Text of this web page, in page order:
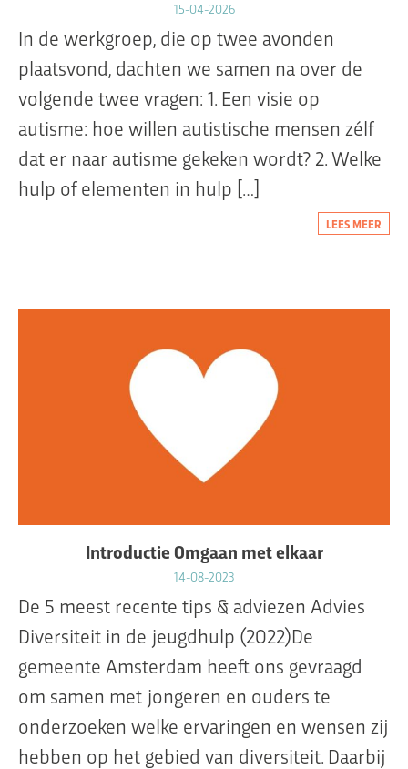
Organisatie
Dit is Jeugdplatform Amsterdam
Teamleden
Contact
15-04-2026
In de werkgroep, die op twee avonden
plaatsvond, dachten we samen na over de
volgende twee vragen: 1. Een visie op
autisme: hoe willen autistische mensen zélf
dat er naar autisme gekeken wordt? 2. Welke
hulp of elementen in hulp […]
LEES MEER
Introductie Omgaan met elkaar
14-08-2023
De 5 meest recente tips & adviezen Advies
Diversiteit in de jeugdhulp (2022)De
gemeente Amsterdam heeft ons gevraagd
om samen met jongeren en ouders te
onderzoeken welke ervaringen en wensen zij
hebben op het gebied van diversiteit. Daarbij